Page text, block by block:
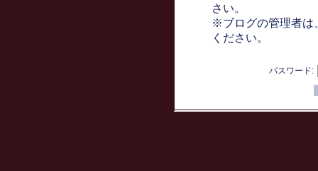
さい。
※ブログの管理者は
ください。
パスワード: